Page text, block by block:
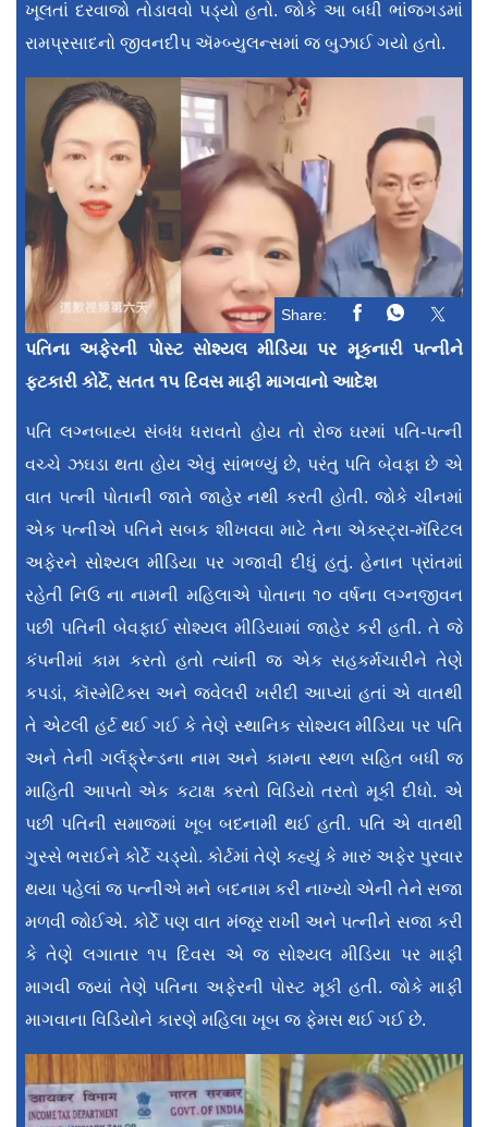
ખૂલતાં દરવાજો તોડાવવો પડ્યો હતો. જોકે આ બધી ભાંજગડમાં
રામપ્રસાદનો જીવનદીપ ઍમ્બ્યુલન્સમાં જ બુઝાઈ ગયો હતો.
Share:
પતિના અફેરની પોસ્ટ સોશ્યલ મીડિયા પર મૂકનારી પત્નીને
ફટકારી કોર્ટે, સતત ૧૫ દિવસ માફી માગવાનો આદેશ
પતિ લગ્નબાહ્ય સંબંધ ધરાવતો હોય તો રોજ ઘરમાં પતિ-પત્ની
વચ્ચે ઝઘડા થતા હોય એવું સાંભળ્યું છે, પરંતુ પતિ બેવફા છે એ
વાત પત્ની પોતાની જાતે જાહેર નથી કરતી હોતી. જોકે ચીનમાં
એક પત્નીએ પતિને સબક શીખવવા માટે તેના એક્સ્ટ્રા-મૅરિટલ
અફેરને સોશ્યલ મીડિયા પર ગજાવી દીધું હતું. હેનાન પ્રાંતમાં
રહેતી નિઉ ના નામની મહિલાએ પોતાના ૧૦ વર્ષના લગ્નજીવન
પછી પતિની બેવફાઈ સોશ્યલ મીડિયામાં જાહેર કરી હતી. તે જે
કંપનીમાં કામ કરતો હતો ત્યાંની જ એક સહકર્મચારીને તેણે
કપડાં, કૉસ્મેટિક્સ અને જ્વેલરી ખરીદી આપ્યાં હતાં એ વાતથી
તે એટલી હર્ટ થઈ ગઈ કે તેણે સ્થાનિક સોશ્યલ મીડિયા પર પતિ
અને તેની ગર્લફ્રેન્ડના નામ અને કામના સ્થળ સહિત બધી જ
માહિતી આપતો એક કટાક્ષ કરતો વિડિયો તરતો મૂકી દીધો. એ
પછી પતિની સમાજમાં ખૂબ બદનામી થઈ હતી. પતિ એ વાતથી
ગુસ્સે ભરાઈને કોર્ટે ચડ્યો. કોર્ટમાં તેણે કહ્યું કે મારું અફેર પુરવાર
થયા પહેલાં જ પત્નીએ મને બદનામ કરી નાખ્યો એની તેને સજા
મળવી જોઈએ. કોર્ટે પણ વાત મંજૂર રાખી અને પત્નીને સજા કરી
કે તેણે લગાતાર ૧૫ દિવસ એ જ સોશ્યલ મીડિયા પર માફી
માગવી જ્યાં તેણે પતિના અફેરની પોસ્ટ મૂકી હતી. જોકે માફી
માગવાના વિડિયોને કારણે મહિલા ખૂબ જ ફેમસ થઈ ગઈ છે.